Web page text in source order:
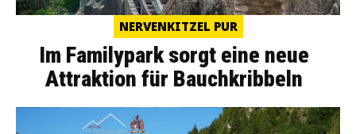
NERVENKITZEL PUR
Im Familypark sorgt eine neue
Attraktion für Bauchkribbeln